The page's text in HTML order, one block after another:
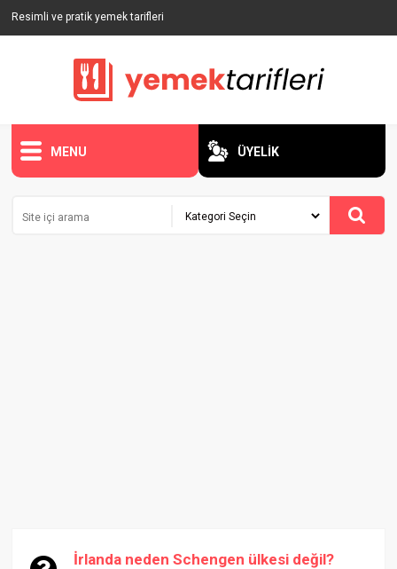
Resimli ve pratik yemek tarifleri
MENU ÜYELİK
İrlanda neden Schengen ülkesi değil?